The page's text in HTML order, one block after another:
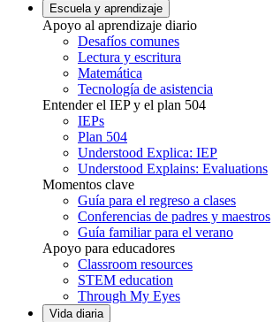
Escuela y aprendizaje
Apoyo al aprendizaje diario
Desafíos comunes
Lectura y escritura
Matemática
Tecnología de asistencia
Entender el IEP y el plan 504
IEPs
Plan 504
Understood Explica: IEP
Understood Explains: Evaluations
Momentos clave
Guía para el regreso a clases
Conferencias de padres y maestros
Guía familiar para el verano
Apoyo para educadores
Classroom resources
STEM education
Through My Eyes
Vida diaria